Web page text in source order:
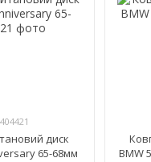
диск
65-68мм
BMW